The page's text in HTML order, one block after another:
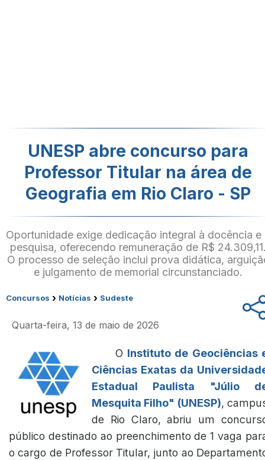
UNESP abre concurso para
Professor Titular na área de
Geografia em Rio Claro - SP
Oportunidade exige dedicação integral à docência e
pesquisa, oferecendo remuneração de R$
O processo de seleção inclui prova didática,
e julgamento de memorial circunstanciado.
Concursos › Notícias › Sudeste
Quarta-feira, 13 de maio de 2026
O Instituto de Geociências
Ciências Exatas da
Estadual Paulista "Júlio
Mesquita Filho" (UNESP),
de Rio Claro, abriu um
público destinado ao preenchimento de 1 vaga
o cargo de Professor Titular, junto ao